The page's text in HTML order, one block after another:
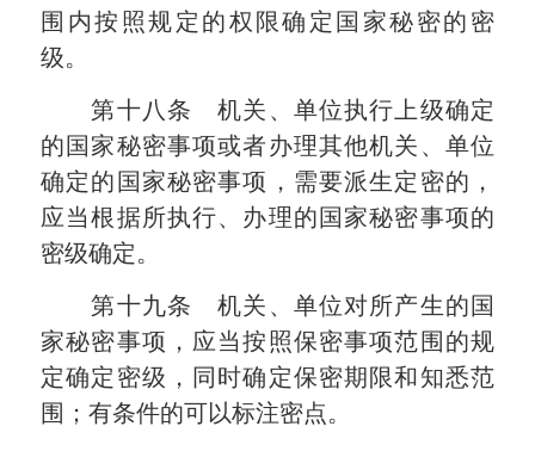
围内按照规定的权限确定国家秘密的密
级。
第十八条 机关、单位执行上级确定
的国家秘密事项或者办理其他机关、单位
确定的国家秘密事项，需要派生定密的，
应当根据所执行、办理的国家秘密事项的
密级确定。
第十九条 机关、单位对所产生的国
家秘密事项，应当按照保密事项范围的规
定确定密级，同时确定保密期限和知悉范
围；有条件的可以标注密点。